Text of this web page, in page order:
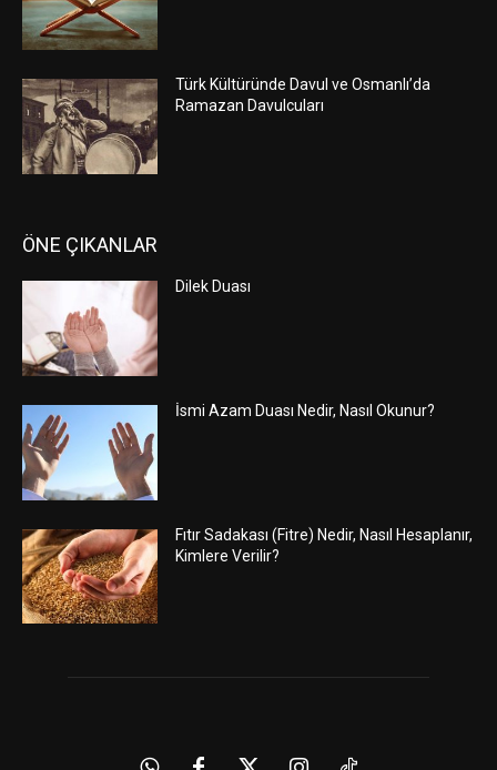
Türk Kültüründe Davul ve Osmanlı’da
Ramazan Davulcuları
ÖNE ÇIKANLAR
Dilek Duası
İsmi Azam Duası Nedir, Nasıl Okunur?
Fıtır Sadakası (Fitre) Nedir, Nasıl Hesaplanır,
Kimlere Verilir?